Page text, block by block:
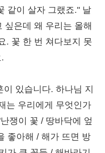
같이 살자 그랬죠." 날
싶은데 왜 우리는 올해
. 꽃 한 번 쳐다보지 못
있습니다. 하나님 지
는 우리에게 무엇인가
쟁이 꽃 / 땅바닥에 엎
좋아해 / 해가 뜨면 방